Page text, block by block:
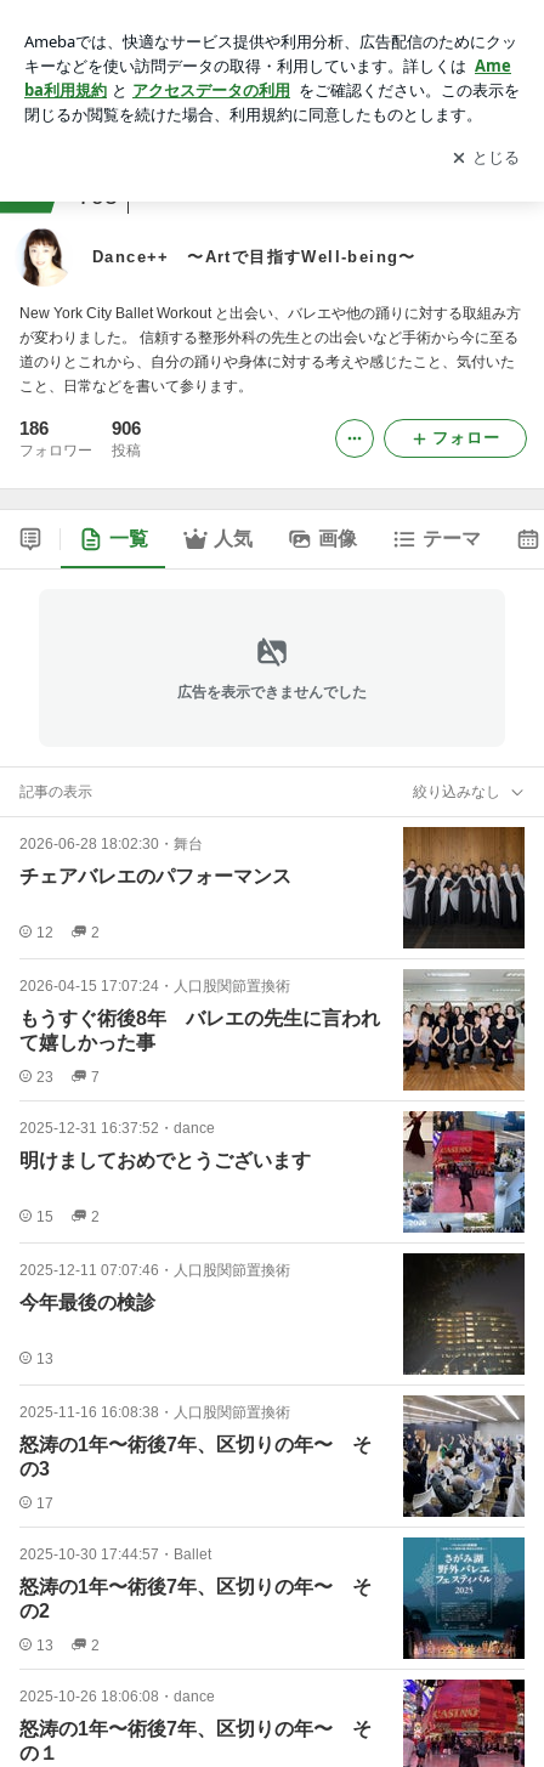
アプリをダウンロードして ブログの更新通知
を受け取りまし
ょう。
開く
795
Dance++ 〜Artで目指すWell-being〜
New York City Ballet Workout と出会い、バレエや他の踊りに対する取組み方
が変わりました。 信頼する整形外科の先生との出会いなど手術から今に至る
道のりとこれから、自分の踊りや身体に対する考えや感じたこと、気付いた
こと、日常などを書いて参ります。
186
フォロワー
906
投稿
フォロー
一覧 人気 画像 テーマ
広告を表示できませんでした
記事の表示 絞り込みなし
2026-06-28 18:02:30 ・ 舞台
チェアバレエのパフォーマンス
12 2
2026-04-15 17:07:24 ・ 人口股関節置換術
もうすぐ術後8年 バレエの先生に言われ
て嬉しかった事
23 7
2025-12-31 16:37:52 ・ dance
明けましておめでとうございます
15 2
2025-12-11 07:07:46 ・ 人口股関節置換術
今年最後の検診
13
2025-11-16 16:08:38 ・ 人口股関節置換術
怒涛の1年〜術後7年、区切りの年〜 そ
の3
17
2025-10-30 17:44:57 ・ Ballet
怒涛の1年〜術後7年、区切りの年〜 そ
の2
13 2
2025-10-26 18:06:08 ・ dance
怒涛の1年〜術後7年、区切りの年〜 そ
の１